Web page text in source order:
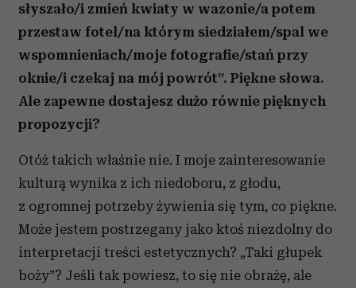
słyszało/i zmień kwiaty w wazonie/a potem
przestaw fotel/na którym siedziałem/spal we
wspomnieniach/moje fotografie/stań przy
oknie/i czekaj na mój powrót”. Piękne słowa.
Ale zapewne dostajesz dużo równie pięknych
propozycji?
Otóż takich właśnie nie. I moje zainteresowanie
kulturą wynika z ich niedoboru, z głodu,
z ogromnej potrzeby żywienia się tym, co piękne.
Może jestem postrzegany jako ktoś niezdolny do
interpretacji treści estetycznych? „Taki głupek
boży”? Jeśli tak powiesz, to się nie obrażę, ale